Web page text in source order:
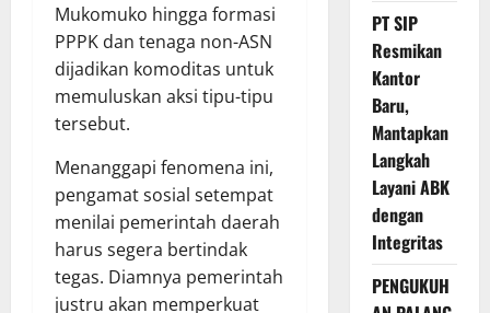
Mukomuko hingga formasi
PPPK dan tenaga non-ASN
dijadikan komoditas untuk
memuluskan aksi tipu-tipu
tersebut.
Menanggapi fenomena ini,
pengamat sosial setempat
menilai pemerintah daerah
harus segera bertindak
tegas. Diamnya pemerintah
justru akan memperkuat
PT SIP
Resmikan
Kantor
Baru,
Mantapkan
Langkah
Layani ABK
dengan
Integritas
PENGUKUH